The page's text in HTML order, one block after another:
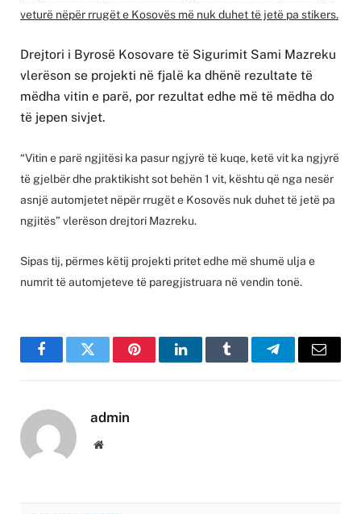
veturë nëpër rrugët e Kosovës më nuk duhet të jetë pa stikers.
Drejtori i Byrosë Kosovare të Sigurimit Sami Mazreku
vlerëson se projekti në fjalë ka dhënë rezultate të
mëdha vitin e parë, por rezultat edhe më të mëdha do
të jepen sivjet.
“Vitin e parë ngjitësi ka pasur ngjyrë të kuqe, ketë vit ka ngjyrë
të gjelbër dhe praktikisht sot behën 1 vit, kështu që nga nesër
asnjë automjetet nëpër rrugët e Kosovës nuk duhet të jetë pa
ngjitës” vlerëson drejtori Mazreku.
Sipas tij, përmes këtij projekti pritet edhe më shumë ulja e
numrit të automjeteve të paregjistruara në vendin tonë.
FacebookTwitter PinterestLinkedInTumblr TelegramEmail
admin
Website